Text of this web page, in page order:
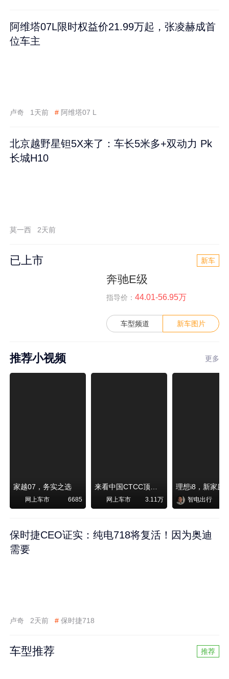
阿维塔07L限时权益价21.99万起，张凌赫成首
位车主
卢奇 1天前 # 阿维塔07 L
北京越野星钽5X来了：车长5米多+双动力 Pk
长城H10
莫一西 2天前
已上市 新车
奔驰E级
指导价： 44.01-56.95万
车型频道 新车图片
推荐小视频 更多
家越07，务实之选
网上车市 6685 网上车市 3.11万 智电出行
保时捷CEO证实：纯电718将复活！因为奥迪
需要
卢奇 2天前 # 保时捷718
车型推荐 推荐